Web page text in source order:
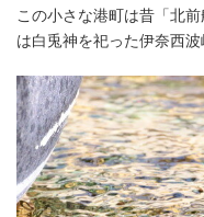
この小さな港町は昔「北
は白兎神を祀った伊奈西波